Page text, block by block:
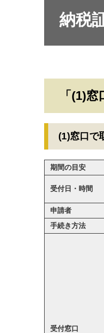
納税
「(1)
(1)窓口で
期間の目安
受付日・時間
申請者
手続き方法
受付窓口